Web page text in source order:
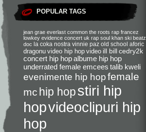
POPULAR TAGS
jean grae everlast common the roots rap francez
lowkey evidence concert uk rap soul khan ski beatz
doc la coka nostra vinnie paz old school aforic
dragonu video hip hop video ill bill cedry2k
concert hip hopalbume hip hop
underrated female emcees talib kweli
evenimente hip hopfemale
mc hip hopstiri hip
hopvideoclipuri hip
hop